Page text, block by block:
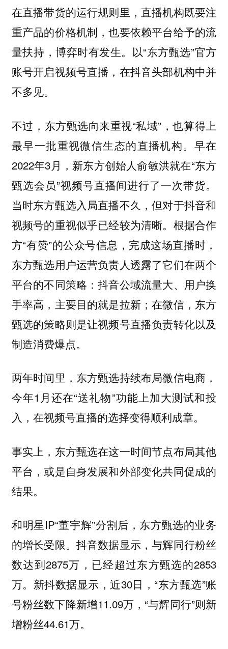
在直播带货的运行规则里，直播机构既要注
重产品的价格机制，也要依赖平台给予的流
量扶持，博弈时有发生。以“东方甄选”官方
账号开启视频号直播，在抖音头部机构中并
不多见。
不过，东方甄选向来重视“私域”，也算得上
最早一批重视微信生态的直播机构。早在
2022年3月，新东方创始人俞敏洪就在“东方
甄选会员”视频号直播间进行了一次带货。
当时东方甄选入局直播不久，但对于抖音和
视频号的重视似乎已经较为清晰。根据合作
方“有赞”的公众号信息，完成这场直播时，
东方甄选用户运营负责人透露了它们在两个
平台的不同策略：抖音公域流量大、用户换
手率高，主要目的就是拉新；在微信，东方
甄选的策略则是让视频号直播负责转化以及
制造消费爆点。
两年时间里，东方甄选持续布局微信电商，
今年1月还在“送礼物”功能上加大测试和投
入，在视频号直播的选择变得顺利成章。
事实上，东方甄选在这一时间节点布局其他
平台，或是自身发展和外部变化共同促成的
结果。
和明星IP“董宇辉”分割后，东方甄选的业务
的增长受限。抖音数据显示，与辉同行粉丝
数达到2875万，已经超过东方甄选的2853
万。新抖数据显示，近30日，“东方甄选”账
号粉丝数下降新增11.09万，“与辉同行”则新
增粉丝44.61万。